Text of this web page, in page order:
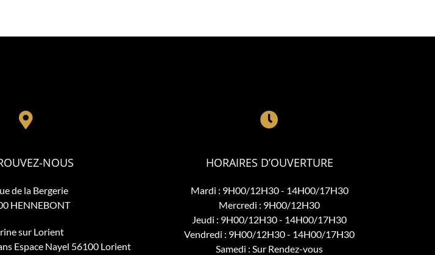
NOUS
de la Bergerie
HENNEBONT
sur Lorient
Espace Nayel 56100 Lorient
HORAIRES D’OUVERTURE
Mardi : 9H00/12H30 - 14H00/17H30
Mercredi : 9H00/12H30
Jeudi : 9H00/12H30 - 14H00/17H30
Vendredi : 9H00/12H30 - 14H00/17H30
Samedi : Sur Rendez-vous